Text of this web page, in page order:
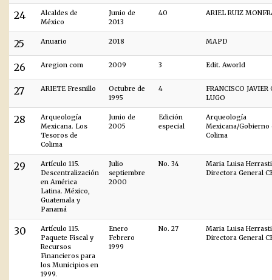
24
Alcaldes de
México
Junio de
2013
40 ARIEL RUIZ
25 Anuario 2018 MAPD
26 Aregion com 2009 3 Edit. Aworld
27 ARIETE Fresnillo
Octubre de
1995
4
FRANCISCO JAVIER
LUGO
28
Arqueología
Mexicana. Los
Tesoros de
Colima
Junio de
2005
Edición
especial
Arqueología
Mexicana/Gobierno
Colima
29
Artículo 115.
Descentralización
en América
Latina. México,
Guatemala y
Panamá
Julio
septiembre
2000
No. 34
Maria Luisa Herrasti
Directora General
30
Artículo 115.
Paquete Fiscal y
Recursos
Financieros para
los Municipios en
1999.
Enero
Febrero
1999
No. 27
Maria Luisa Herrasti
Directora General